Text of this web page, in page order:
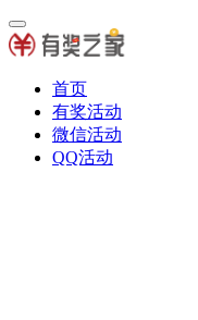
首页
有奖活动
微信活动
QQ活动